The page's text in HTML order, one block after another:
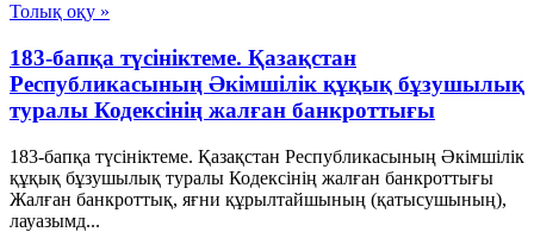
Толық оқу »
183-бапқа түсініктеме. Қазақстан
Республикасының Әкімшілік құқық бұзушылық
туралы Кодексінің жалған банкроттығы
183-бапқа түсініктеме. Қазақстан Республикасының Әкімшілік
құқық бұзушылық туралы Кодексінің жалған банкроттығы
Жалған банкроттық, яғни құрылтайшының (қатысушының),
лауазымд...